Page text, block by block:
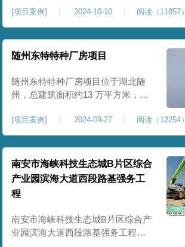
期施工，一期为10万吨新型材料农
药制剂项目施工，二期为20万吨新
型特种糖蜜肥料项目，两期项目都
采用基础承台加强夯和普通强夯施
使用要求，单独对基础承台位置地
基进行置换加强夯，其他区域采用
[项目案例] 2024-10-10 阅读（11857）
随州东特特种厂房项目
随州东特特种厂房项目位于湖北随
州，总建筑面积约13 万平方米，为
载力与均匀性要求严苛。项目于
2024 年 9 月正式开工，地基处理采
用高能级强夯施工工艺，通过大吨
位重锤动力固结，全面提升场地密
实度与承载性能，满足重载车间、
设备基础与行车轨道的长期稳定运
行要求。项目严格遵循强夯地基处
[项目案例] 2024-09-27 阅读（12254）
南安市海峡科技生态城B片区综合
产业园滨海大道西段路基强务工
程
南安市海峡科技生态城B片区综合产
业园滨海大道西段路基强务工程位